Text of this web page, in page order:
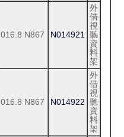
016.8 N867 N014921
外
借
視
聽
資
料
架
016.8 N867 N014922
外
借
視
聽
資
料
架